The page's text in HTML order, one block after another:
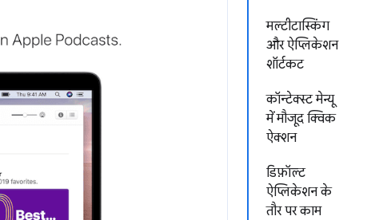
मल्टीटास्किंग
और ऐप्लिकेशन
शॉर्टकट
कॉन्टेक्स्ट मेन्यू
में मौजूद क्विक
ऐक्शन
डिफ़ॉल्ट
ऐप्लिकेशन के
तौर पर काम